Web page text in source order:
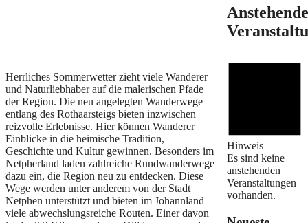
Herrliches Sommerwetter zieht viele Wanderer
und Naturliebhaber auf die malerischen Pfade
der Region. Die neu angelegten Wanderwege
entlang des Rothaarsteigs bieten inzwischen
reizvolle Erlebnisse. Hier können Wanderer
Einblicke in die heimische Tradition,
Geschichte und Kultur gewinnen. Besonders im
Netpherland laden zahlreiche Rundwanderwege
dazu ein, die Region neu zu entdecken. Diese
Wege werden unter anderem von der Stadt
Netphen unterstützt und bieten im Johannland
viele abwechslungsreiche Routen. Einer davon
Anstehende
Hinweis
Es sind keine
anstehenden
Veranstaltungen
vorhanden.